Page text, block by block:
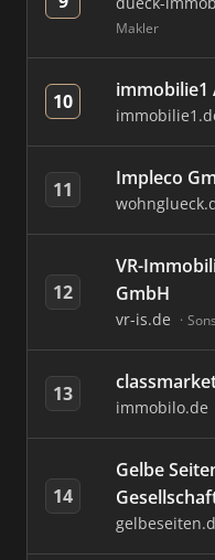
Makler
10 immobilie1
11 Impleco
12
VR-
GmbH
vr-is.de
13
immobilo.de
14
Gelbe